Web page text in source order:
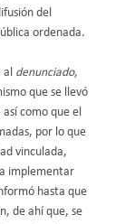
del
ordenada.
denunciado,
que se llevó
como que el
por lo que
vinculada,
implementar
hasta que
de ahí que, se